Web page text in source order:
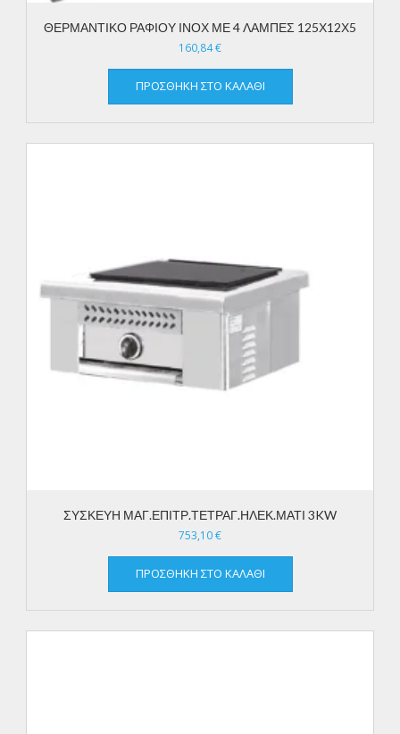
ΘΕΡΜΑΝΤΙΚΟ ΡΑΦΙΟΥ ΙΝΟΧ ΜΕ 4 ΛΑΜΠΕΣ 125Χ12Χ5
160,84€
ΠΡΟΣΘΉΚΗ ΣΤΟ ΚΑΛΆΘΙ
ΣΥΣΚΕΥΗ ΜΑΓ.ΕΠΙΤΡ.ΤΕΤΡΑΓ.ΗΛΕΚ.ΜΑΤΙ 3KW
753,10€
ΠΡΟΣΘΉΚΗ ΣΤΟ ΚΑΛΆΘΙ